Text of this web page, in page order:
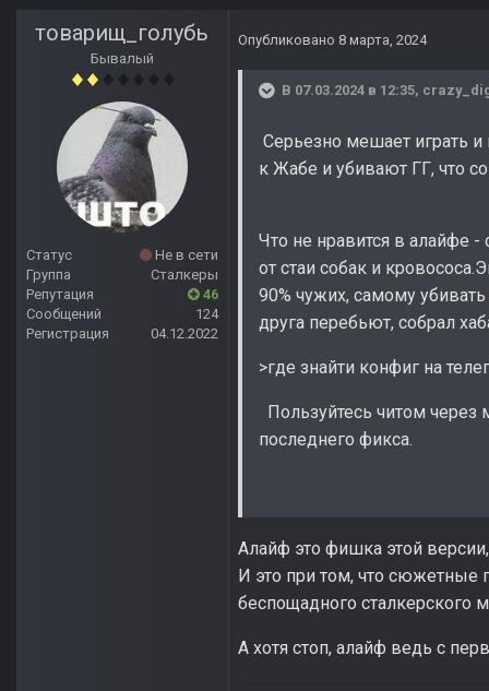
товарищ_голубь
Бывалый
Статус
Не в сети
Группа
Сталкеры
Репутация
46
Сообщений
124
Регистрация
04.12.2022
Опубликовано 8 марта, 2024
В 07.03.2024 в 12:35,
Серьезно мешает играть
к Жабе и убивают ГГ, что
Что не нравится в алайфе -
от стаи собак и
90% чужих, самому
друга перебьют, собрал
>где знайти конфиг на
Пользуйтесь читом
последнего фикса.
Алайф это фишка этой
И это при том, что сюжетные
беспощадного сталкерского
А хотя стоп, алайф ведь с